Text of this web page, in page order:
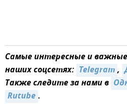
Самые интересные и
наших соцсетях: Telegram,
Также следите за нами в
Rutube.